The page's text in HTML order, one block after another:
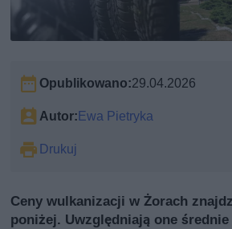
Opublikowano:29.04.2026
Autor: Ewa Pietryka
Drukuj
Ceny wulkanizacji w Żorach
poniżej. Uwzględniają one